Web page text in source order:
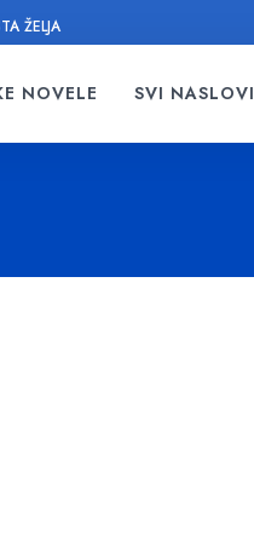
ŽELJA
NOVELE SVI NASLOVI